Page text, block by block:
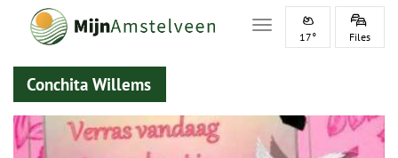
Toggle navigation
17° Files
Conchita Willems